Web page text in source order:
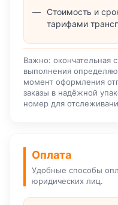
Стоимость и
тарифами
Важно: окончательная
выполнения
момент оформления
заказы в надёжной
номер для
Оплата
Удобные способы
юридических лиц.